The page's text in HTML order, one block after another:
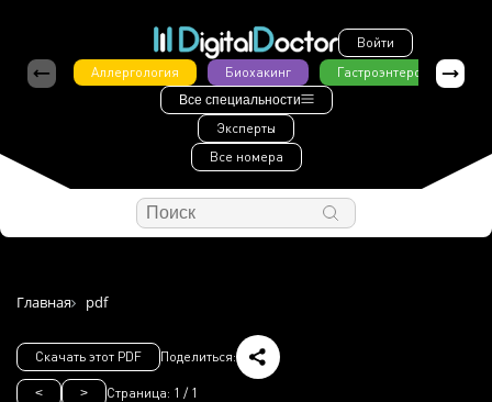
Войти
Аллергология
Биохакинг Гастроэнтерология
Все специальности
Эксперты
Все номера
Главная pdf
< > Страница: 1 / 1
Скачать этот PDF Поделиться: